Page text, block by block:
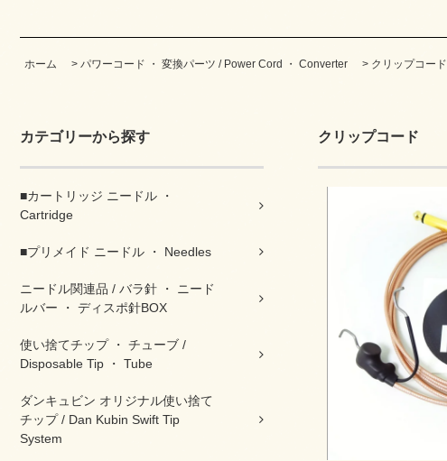
ホーム > パワーコード ・ 変換パーツ / Power Cord ・ Converter > クリップコード
カテゴリーから探す
■カートリッジ ニードル ・
Cartridge
■プリメイド ニードル ・ Needles
ニードル関連品 / バラ針 ・ ニード
ルバー ・ ディスポ針BOX
使い捨てチップ ・ チューブ /
Disposable Tip ・ Tube
ダンキュビン オリジナル使い捨て
チップ / Dan Kubin Swift Tip
System
クリップコード